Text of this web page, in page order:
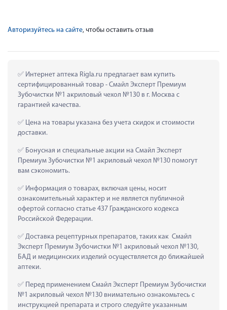
Авторизуйтесь на сайте, чтобы оставить отзыв
Интернет аптека Rigla.ru предлагает вам купить
сертифицированный товар - Смайл Эксперт Премиум
Зубочистки №1 акриловый чехол №130 в г. Москва с
гарантией качества.
Цена на товары указана без учета скидок и стоимости
доставки.
Бонусная и специальные акции на Смайл Эксперт
Премиум Зубочистки №1 акриловый чехол №130 помогут
вам сэкономить.
Информация о товарах, включая цены, носит
ознакомительный характер и не является публичной
офертой согласно статье 437 Гражданского кодекса
Российской Федерации.
Доставка рецептурных препаратов, таких как  Смайл
Эксперт Премиум Зубочистки №1 акриловый чехол №130,
БАД и медицинских изделий осуществляется до ближайшей
аптеки.
Перед применением Смайл Эксперт Премиум Зубочистки
№1 акриловый чехол №130 внимательно ознакомьтесь с
инструкцией препарата и строго следуйте указанным